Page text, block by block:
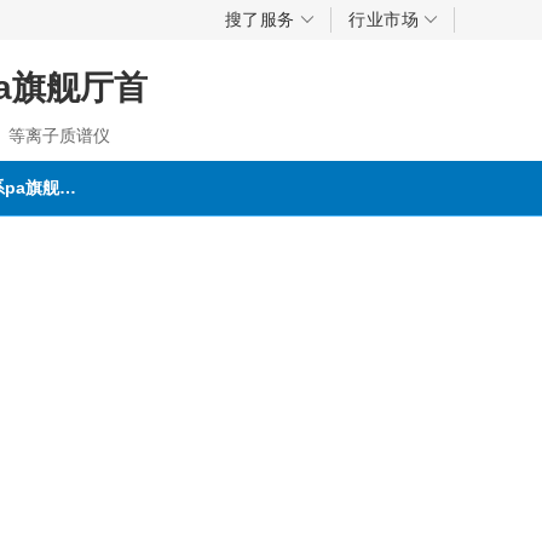
搜了服务 行业市场
旗舰厅首
等离子质谱仪
联系pa旗舰厅首页